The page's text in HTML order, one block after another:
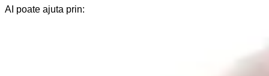
AI poate ajuta prin: